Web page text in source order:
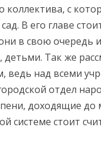
коллектива, с
В его главе
в свою очередь
детьми. Так же
ведь над всеми
отдел
доходящие до
системе стоит